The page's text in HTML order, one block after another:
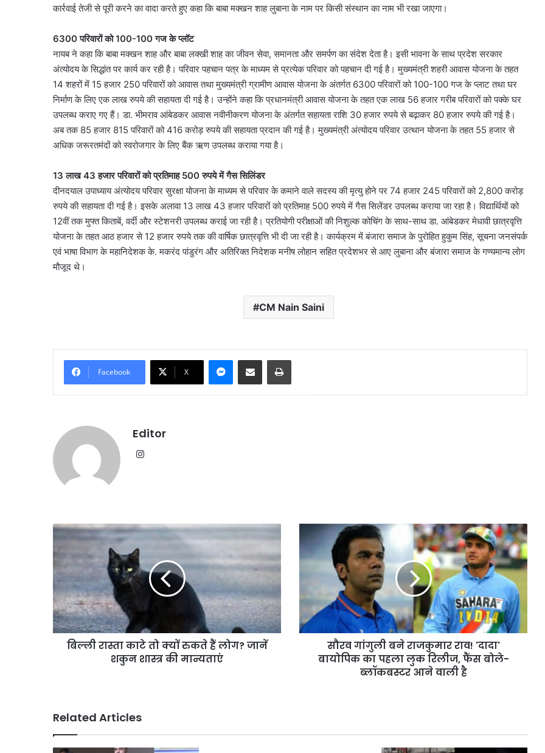
कार्रवाई तेजी से पूरी करने का वादा करते हुए कहा कि बाबा मक्खन शाह लुबाना के नाम पर किसी संस्थान का नाम भी रखा जाएगा।
6300 परिवारों को 100-100 गज के प्लॉट
नायब ने कहा कि बाबा मक्खन शाह और बाबा लक्खी शाह का जीवन सेवा, समानता और समर्पण का संदेश देता है। इसी भावना के साथ प्रदेश सरकार
अंत्योदय के सिद्धांत पर कार्य कर रही है। परिवार पहचान पत्र के माध्यम से प्रत्येक परिवार को पहचान दी गई है। मुख्यमंत्री शहरी आवास योजना के तहत
14 शहरों में 15 हजार 250 परिवारों को आवास तथा मुख्यमंत्री ग्रामीण आवास योजना के अंतर्गत 6300 परिवारों को 100-100 गज के प्लाट तथा घर
निर्माण के लिए एक लाख रुपये की सहायता दी गई है। उन्होंने कहा कि प्रधानमंत्री आवास योजना के तहत एक लाख 56 हजार गरीब परिवारों को पक्के घर
उपलब्ध कराए गए हैं। डा. भीमराव आंबेडकर आवास नवीनीकरण योजना के अंतर्गत सहायता राशि 30 हजार रुपये से बढ़ाकर 80 हजार रुपये की गई है।
अब तक 85 हजार 815 परिवारों को 416 करोड़ रुपये की सहायता प्रदान की गई है। मुख्यमंत्री अंत्योदय परिवार उत्थान योजना के तहत 55 हजार से
अधिक जरूरतमंदों को स्वरोजगार के लिए बैंक ऋण उपलब्ध कराया गया है।
13 लाख 43 हजार परिवारों को प्रतिमाह 500 रुपये में गैस सिलिंडर
दीनदयाल उपाध्याय अंत्योदय परिवार सुरक्षा योजना के माध्यम से परिवार के कमाने वाले सदस्य की मृत्यु होने पर 74 हजार 245 परिवारों को 2,800 करोड़
रुपये की सहायता दी गई है। इसके अलावा 13 लाख 43 हजार परिवारों को प्रतिमाह 500 रुपये में गैस सिलेंडर उपलब्ध कराया जा रहा है। विद्यार्थियों को
12वीं तक मुफ्त किताबें, वर्दी और स्टेशनरी उपलब्ध कराई जा रही है। प्रतियोगी परीक्षाओं की निशुल्क कोचिंग के साथ-साथ डा. आंबेडकर मेधावी छात्रवृत्ति
योजना के तहत आठ हजार से 12 हजार रुपये तक की वार्षिक छात्रवृत्ति भी दी जा रही है। कार्यक्रम में बंजारा समाज के पुरोहित हुकुम सिंह, सूचना जनसंपर्क
एवं भाषा विभाग के महानिदेशक के. मकरंद पांडुरंग और अतिरिक्त निदेशक मनीष लोहान सहित प्रदेशभर से आए लुबाना और बंजारा समाज के गण्यमान्य लोग
मौजूद थे।
CM Nain Saini
Facebook X
Messenger
Share via Email Print
Editor
बिल्ली
रास्ता
काटे
तो
रुकते
हैं
लोग?
जानें
शकुनबिल्ली रास्ता काटे तो क्यों रुकते हैं लोग? जानें
शकुन शास्त्र की मान्यताएं
गांगुली
राव!
बायोपिक
का
पहला
रिलीज,
है
सौरव गांगुली बने राजकुमार राव! 'दादा'
बायोपिक का पहला लुक रिलीज, फैंस बोले-
ब्लॉकबस्टर आने वाली है
Related Articles
दिल्ली
हाई
कोर्ट
ने
थानों
सुविधाओं
का
सर्वे
करने
का
दिया
आदेश
August 6, 2026
दिल्ली हाई कोर्ट ने थानों में महिला
सुविधाओं का सर्वे करने का दिया आदेश
जली
नकदी
मामले
में
जांच
याचिका
सुप्रीम
कोर्ट
ने
खारिज
एसआईटी जांच याचिका सुप्रीम कोर्ट ने
खारिज की